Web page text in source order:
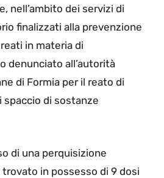
nell’ambito dei servizi di
finalizzati alla prevenzione
in materia di
denunciato all’autorità
di Formia per il reato di
spaccio di sostanze
di una perquisizione
in possesso di 9 dosi